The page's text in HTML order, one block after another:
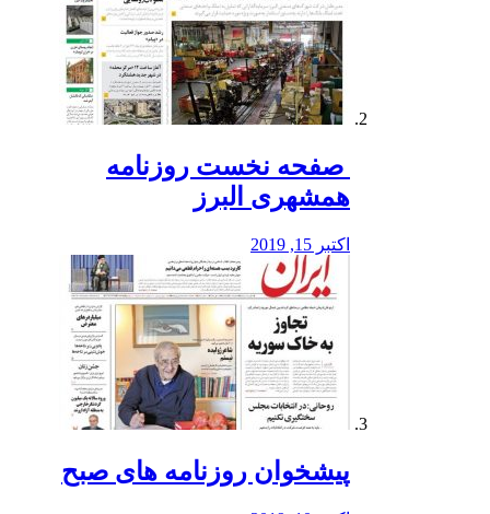
️ صفحه نخست روزنامه‌
همشهری البرز
اکتبر 15, 2019
پیشخوان روزنامه های صبح